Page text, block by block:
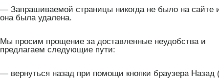
— Запрашиваемой страницы никогда не было на сайте
она была удалена.
Мы просим прощение за доставленные неудобства и
предлагаем следующие пути:
— вернуться назад при помощи кнопки браузера Назад